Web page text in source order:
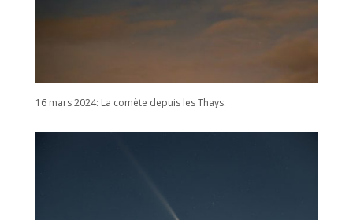
16 mars 2024: La comète depuis les Thays.